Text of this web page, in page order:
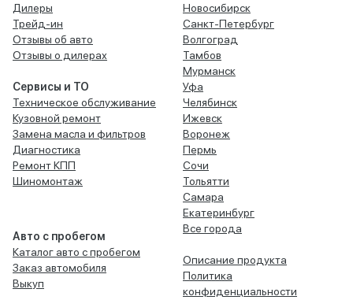
Дилеры
Трейд-ин
Отзывы об авто
Отзывы о дилерах
Сервисы и ТО
Техническое обслуживание
Кузовной ремонт
Замена масла и фильтров
Диагностика
Ремонт КПП
Шиномонтаж
Авто с пробегом
Каталог авто с пробегом
Заказ автомобиля
Выкуп
Новосибирск
Санкт-Петербург
Волгоград
Тамбов
Мурманск
Уфа
Челябинск
Ижевск
Воронеж
Пермь
Сочи
Тольятти
Самара
Екатеринбург
Все города
Описание продукта
Политика
конфиденциальности